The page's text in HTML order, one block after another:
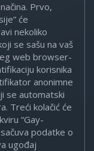
Prvo,
će
nekoliko
se sašu na vaš
web browser-
korisnika
anonimne
se automatski
Treći kolačić će
“Gay-
podatke o
ugođaj